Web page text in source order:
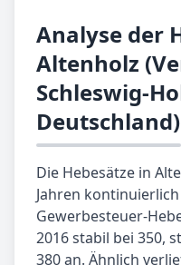
Analyse der
Altenholz
Schleswig-
Deutschland)
Die Hebesätze in
Jahren
Gewerbesteuer-
2016 stabil bei 350,
380 an. Ähnlich